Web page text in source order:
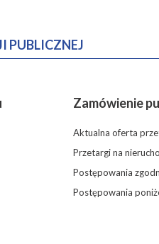
PUBLICZNEJ
Zamówienie
Aktualna oferta
Przetargi na
Postępowania
Postępowania